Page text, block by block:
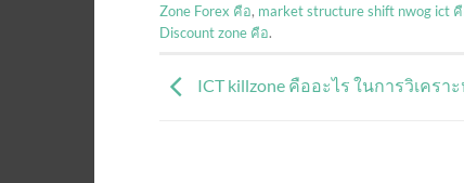
Zone Forex คือ, market structure shift nwog ict
Discount zone คือ.
ICT killzone คืออะไร ในการวิเครา